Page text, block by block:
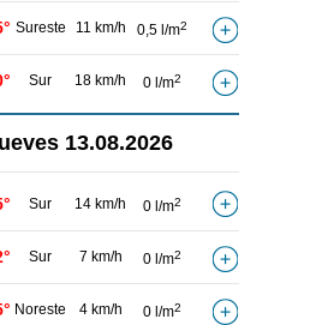
Sureste 11 km/h 0,5 l/m2
Sur 18 km/h 0 l/m2
13.08.2026
Sur 14 km/h 0 l/m2
Sur 7 km/h 0 l/m2
Noreste 4 km/h 0 l/m2